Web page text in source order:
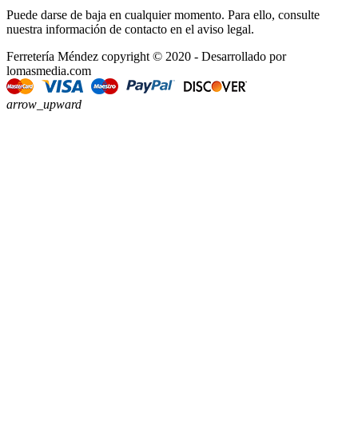
Puede darse de baja en cualquier momento. Para ello, consulte
nuestra información de contacto en el aviso legal.
Ferretería Méndez copyright © 2020 - Desarrollado por
lomasmedia.com
arrow_upward